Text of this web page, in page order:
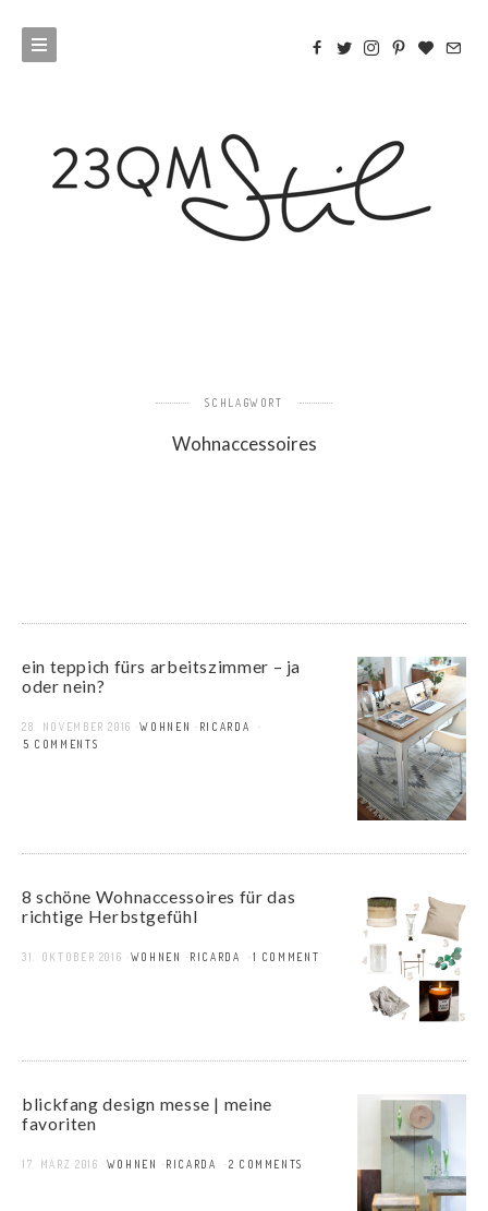
SCHLAGWORT
Wohnaccessoires
ein teppich fürs arbeitszimmer – ja
oder nein?
28. NOVEMBER 2016 WOHNEN
RICARDA
15 COMMENTS
8 schöne Wohnaccessoires für das
richtige Herbstgefühl
31. OKTOBER 2016 WOHNEN RICARDA 1 COMMENT
blickfang design messe | meine
favoriten
17. MÄRZ 2016 WOHNEN RICARDA 2 COMMENTS